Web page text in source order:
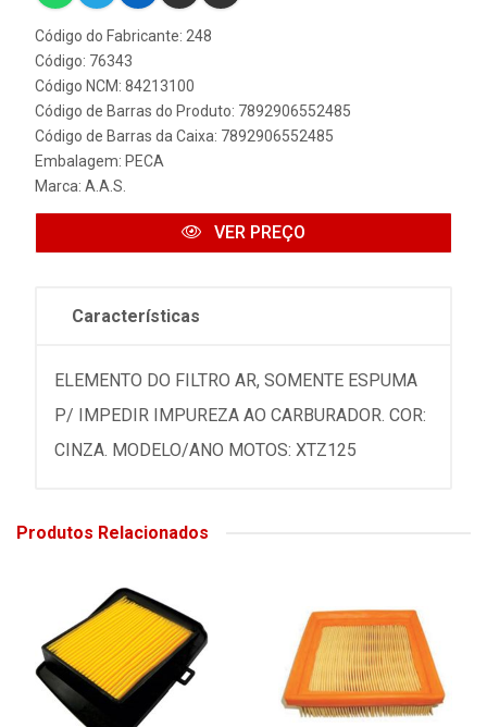
Código do Fabricante: 248
Código: 76343
Código NCM: 84213100
Código de Barras do Produto: 7892906552485
Código de Barras da Caixa: 7892906552485
Embalagem: PECA
Marca: A.A.S.
VER PREÇO
Características
ELEMENTO DO FILTRO AR, SOMENTE ESPUMA
P/ IMPEDIR IMPUREZA AO CARBURADOR. COR:
CINZA. MODELO/ANO MOTOS: XTZ125
Produtos Relacionados